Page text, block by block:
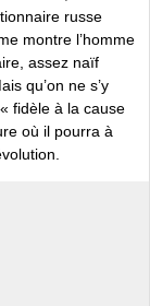
russe
montre l’homme
assez naïf
qu’on ne s’y
fidèle à la cause
où il pourra à